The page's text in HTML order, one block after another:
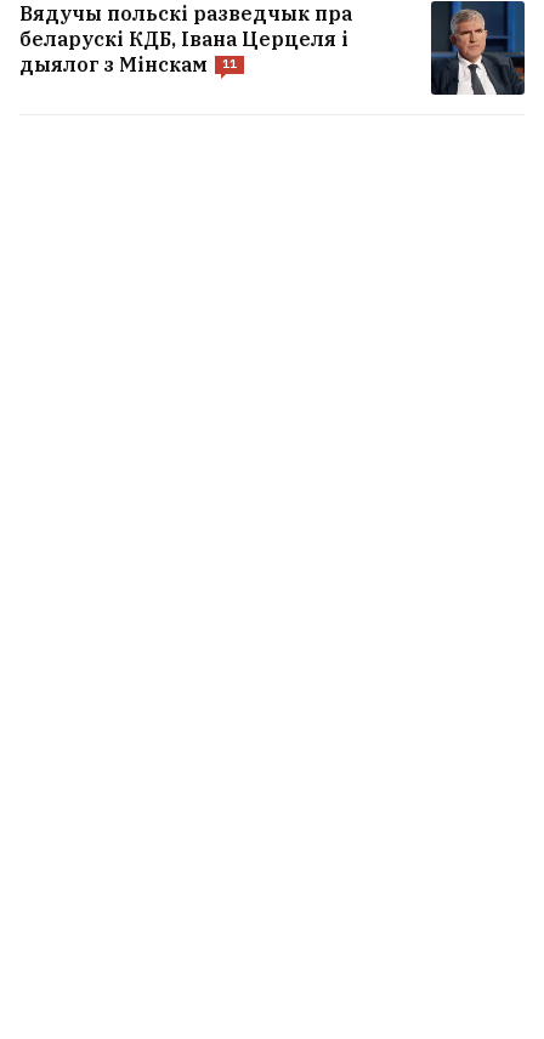
Вядучы польскі разведчык пра
беларускі КДБ, Івана Церцеля і
дыялог з Мінскам
11